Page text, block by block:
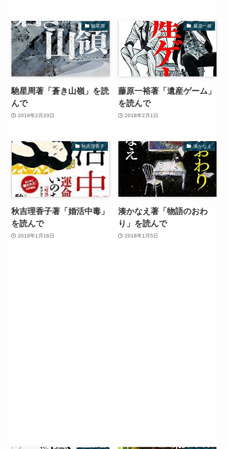
馳星周
馳星周著「蒼き山嶺」を読
んで
2018年2月20日
藤原一裕
藤原一裕著「遺産ゲーム」
を読んで
2018年2月1日
秋吉理香子
秋吉理香子著「婚活中毒」
を読んで
2018年1月16日
湊かなえ
湊かなえ著「物語のおわ
り」を読んで
2018年1月5日